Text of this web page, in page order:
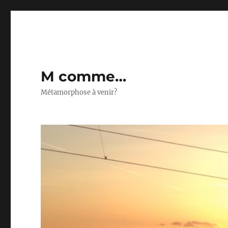
M comme…
Métamorphose à venir?